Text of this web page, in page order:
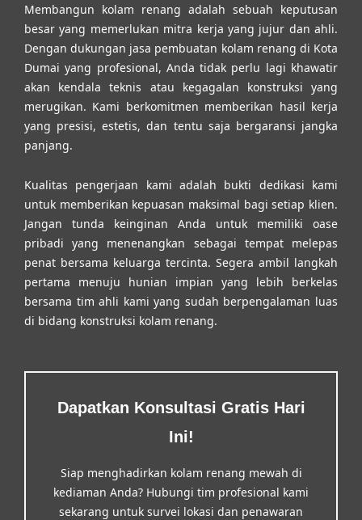
Membangun kolam renang adalah sebuah keputusan
besar yang memerlukan mitra kerja yang jujur dan ahli.
Dengan dukungan jasa pembuatan kolam renang di Kota
Dumai yang profesional, Anda tidak perlu lagi khawatir
akan kendala teknis atau kegagalan konstruksi yang
merugikan. Kami berkomitmen memberikan hasil kerja
yang presisi, estetis, dan tentu saja bergaransi jangka
panjang.
Kualitas pengerjaan kami adalah bukti dedikasi kami
untuk memberikan kepuasan maksimal bagi setiap klien.
Jangan tunda keinginan Anda untuk memiliki oase
pribadi yang menenangkan sebagai tempat melepas
penat bersama keluarga tercinta. Segera ambil langkah
pertama menuju hunian impian yang lebih berkelas
bersama tim ahli kami yang sudah berpengalaman luas
di bidang konstruksi kolam renang.
Dapatkan Konsultasi Gratis Hari
Ini!
Siap menghadirkan kolam renang mewah di
kediaman Anda? Hubungi tim profesional kami
sekarang untuk survei lokasi dan penawaran